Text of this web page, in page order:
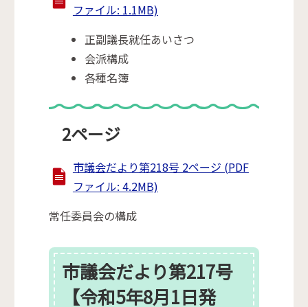
ファイル: 1.1MB)
正副議長就任あいさつ
会派構成
各種名簿
2ページ
市議会だより第218号 2ページ (PDF
ファイル: 4.2MB)
常任委員会の構成
市議会だより第217号
【令和5年8月1日発